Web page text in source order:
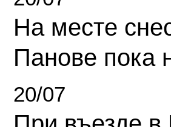
На месте
Панове пока
20/07